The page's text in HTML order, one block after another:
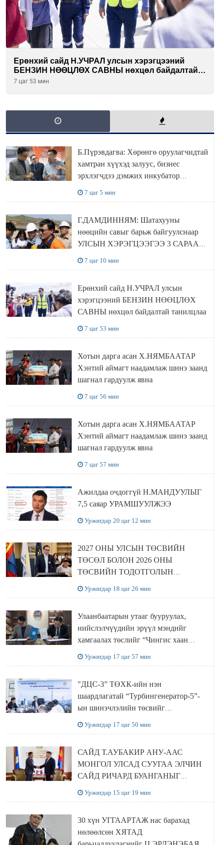
Ерөнхий сайд Н.УЧРАЛ улсын хэрэгцээний
БЕНЗИН НӨӨЦЛӨХ САВНЫ нөхцөл байдалтай
танилцлаа
7 цаг 53 мин
Б.Пүрэвдагва: Хөрөнгө оруулагчидтай
хамтран хүүхэд залуус, бизнес
эрхлэгчдээ дэмжих инкубатор
7 цаг 5 мин
Г.ДАМДИННЯМ: Шатахууны
нөөцийн савыг барьж байгуулснаар
УЛСЫН ХЭРЭГЦЭЭГЭЭ 3 САРААР
7 цаг 10 мин
Ерөнхий сайд Н.УЧРАЛ улсын
хэрэгцээний БЕНЗИН НӨӨЦЛӨХ
САВНЫ нөхцөл байдалтай танилцлаа
7 цаг 53 мин
Хотын дарга асан Х.НЯМБААТАР
Хэнтий аймагт наадамлаж шинэ заанд
шагнал гардуулж явна
7 цаг 56 мин
Хотын дарга асан Х.НЯМБААТАР
Хэнтий аймагт наадамлаж шинэ заанд
шагнал гардуулж явна
7 цаг 57 мин
Ажилдаа очдоггүй Н.МАНДУУЛЫГ
7,5 саяар УРАМШУУЛЖЭЭ
Уржигдар 20 цаг 12 мин
2027 ОНЫ УЛСЫН ТӨСВИЙН
ТӨСӨЛ БОЛОН 2026 ОНЫ
ТӨСВИЙН ТОДОТГОЛЫН
Уржигдар 18 цаг 26 мин
Улаанбаатарын утааг бууруулах,
нийслэлчүүдийн эрүүл мэндийг
хамгаалах төслийг “Чингис хаан
Уржигдар 17 цаг 57 мин
"ДЦС-3” ТӨХК-ийн нэн
шаардлагатай “Турбингенератор-5”-
ын шинэчлэлийн төсвийг
Уржигдар 17 цаг 50 мин
САЙД Т.АУБАКИР АНУ-ААС
МОНГОЛ УЛСАД СУУГАА ЭЛЧИН
САЙД РИЧАРД БУАНГАНЫГ
Уржигдар 15 цаг 19 мин
30 хүн УГГААРТАЖ нас барахад
нөлөөлсөн ХЯТАД